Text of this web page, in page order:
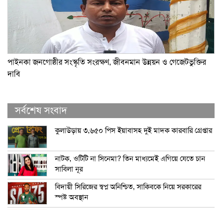
পাইনকা জনগোষ্ঠীর সংস্কৃতি সংরক্ষণ, জীবনমান উন্নয়ন ও গেজেটভুক্তির
দাবি
সর্বশেষ সংবাদ
কুলাউড়ায় ৩,৬৫০ পিস ইয়াবাসহ দুই মাদক কারবারি গ্রেপ্তার
নাটক, ওটিটি না সিনেমা? তিন মাধ্যমেই এগিয়ে যেতে চান
সাবিলা নূর
বিদায়ী সিরিজের স্বপ্ন অনিশ্চিত, সাকিবকে নিয়ে সরকারের
স্পষ্ট অবস্থান